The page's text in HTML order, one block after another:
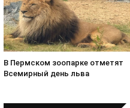
В Пермском зоопарке отметят
Всемирный день льва